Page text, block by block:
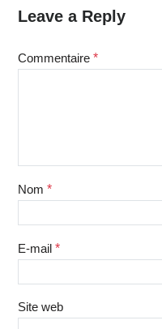
Leave a Reply
Commentaire *
Nom *
E-mail *
Site web